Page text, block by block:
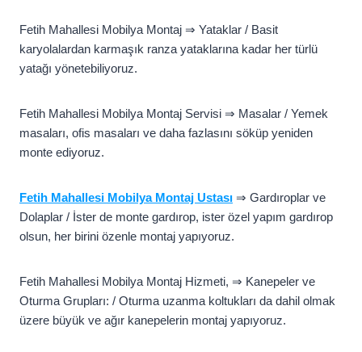
Fetih Mahallesi Mobilya Montaj ⇒ Yataklar / Basit
karyolalardan karmaşık ranza yataklarına kadar her türlü
yatağı yönetebiliyoruz.
Fetih Mahallesi Mobilya Montaj Servisi ⇒ Masalar / Yemek
masaları, ofis masaları ve daha fazlasını söküp yeniden
monte ediyoruz.
Fetih Mahallesi Mobilya Montaj Ustası ⇒ Gardıroplar ve
Dolaplar / İster de monte gardırop, ister özel yapım gardırop
olsun, her birini özenle montaj yapıyoruz.
Fetih Mahallesi Mobilya Montaj Hizmeti, ⇒ Kanepeler ve
Oturma Grupları: / Oturma uzanma koltukları da dahil olmak
üzere büyük ve ağır kanepelerin montaj yapıyoruz.